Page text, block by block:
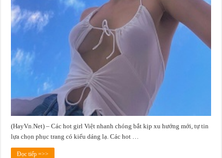
(HayVn.Net) – Các hot girl Việt nhanh chóng bắt kịp xu hướng mới, tự tin
lựa chọn phục trang có kiểu dáng lạ. Các hot …
Đọc tiếp =>>